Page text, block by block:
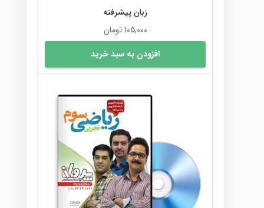
زبان پیشرفته
105,000 تومان
افزودن به سبد خرید